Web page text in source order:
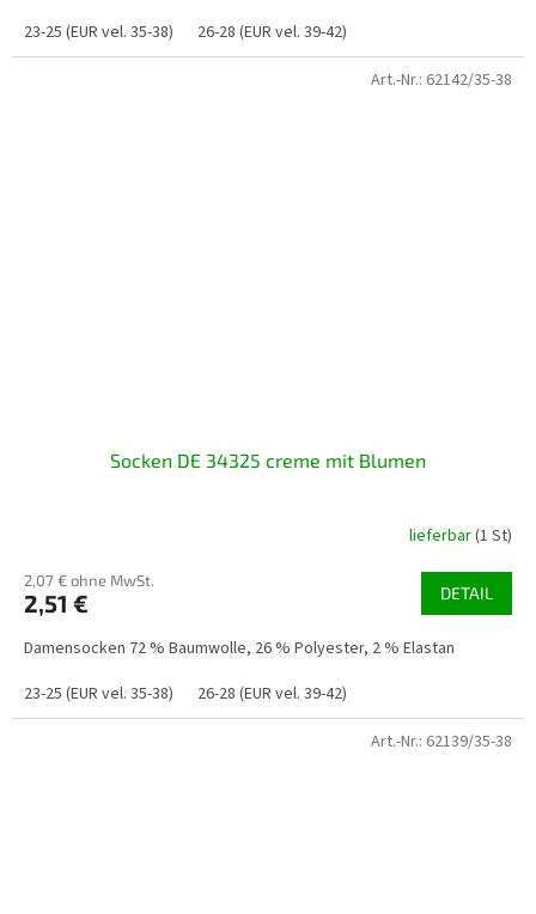
23-25 (EUR vel. 35-38)
26-28 (EUR vel. 39-42)
Socken DE 34325 creme mit Blumen
lieferbar(1 St)
2,07 € ohne MwSt.
2,51 € DETAIL
Damensocken 72 % Baumwolle, 26 % Polyester, 2 % Elastan
23-25 (EUR vel. 35-38)
26-28 (EUR vel. 39-42)
Art.-Nr.: 62142/35-38
Art.-Nr.: 62139/35-38